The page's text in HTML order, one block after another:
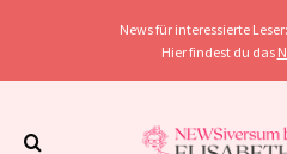
News für interessierte
Hier findest du das